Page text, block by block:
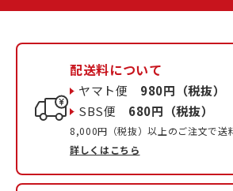
配送料について
ヤマト便 980円（税抜）
SBS便 680円（税抜）
8,000円（税抜）以上のご注文で送
詳しくはこちら